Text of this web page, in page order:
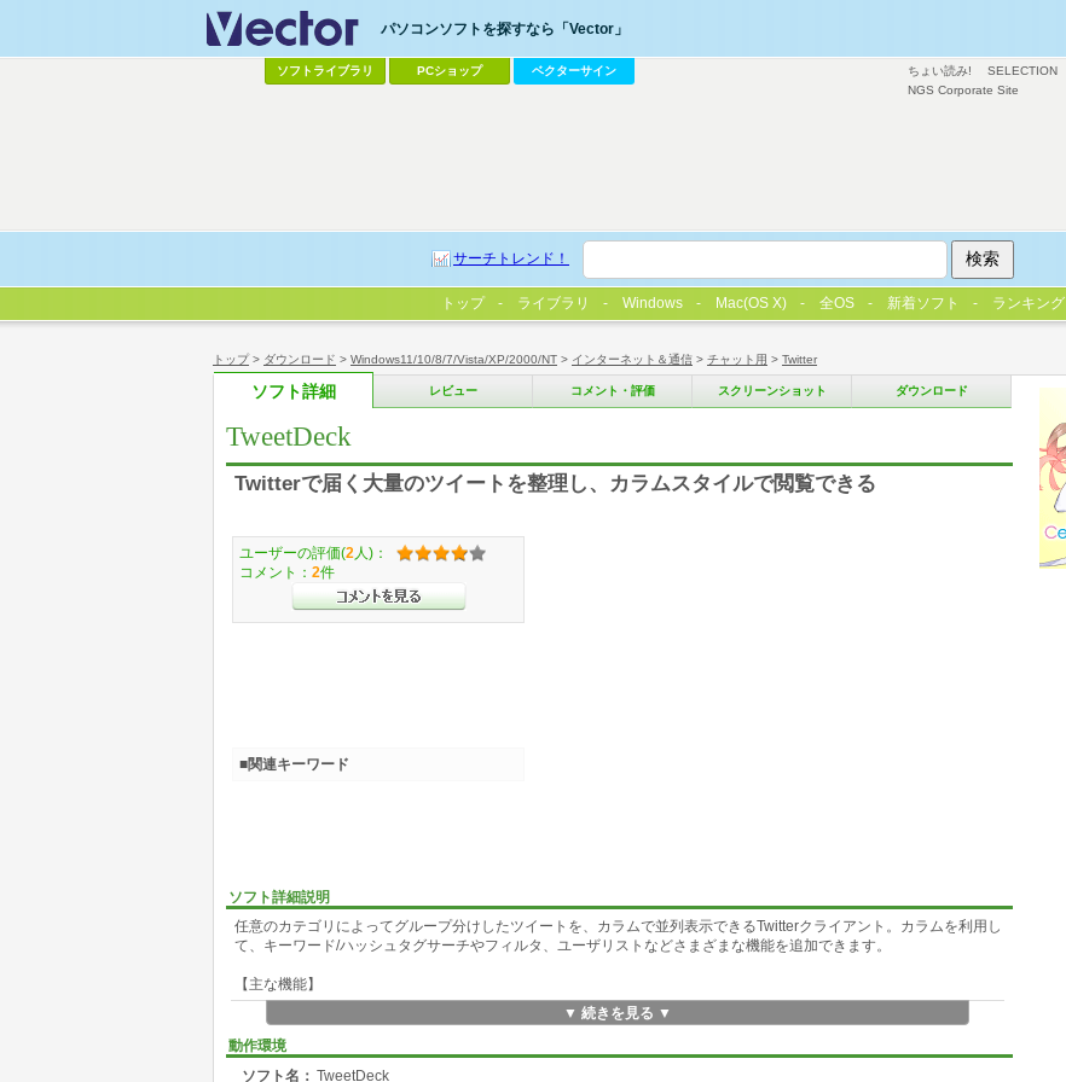
トップ> ダウンロード > Windows11/10/8/7/Vista/XP/2000/NT > インターネット＆通信 > チャット用 > Twitter
ソフト詳細 レビュー コメント・評価 スクリーンショット ダウンロード
TweetDeck
Twitterで届く大量のツイートを整理し、カラムスタイルで閲覧できる
ソフト詳細説明
任意のカテゴリによってグループ分けしたツイートを、カラムで並列表示できるTwitterクライアント。カラムを利用し
て、キーワード/ハッシュタグサーチやフィルタ、ユーザリストなどさまざまな機能を追加できます。
【主な機能】
●新しいカラムの追加で必要に応じて機能を拡張
標準では自分への「Mentions」「DirectMessages」などのカラムが用意されています。カラムは、ユーザが自由に追加
してカスタマイズすることが可能です。例えば、サーチ機能ではカラムにキーワードやハッシュタグを登録することに
▼ 続きを見る ▼
動作環境
ソフト名： TweetDeck
ユーザーの評価(2 人)：
コメント： 2件
■関連キーワード
ちょい読み! SELECTION
NGS Corporate Site
パソコンソフトを探すなら「Vector」
ソフトライブラリ PCショップ ベクターサイン
サーチトレンド！
トップ ライブラリ Windows Mac(OS X) 全OS 新着ソフト ランキング